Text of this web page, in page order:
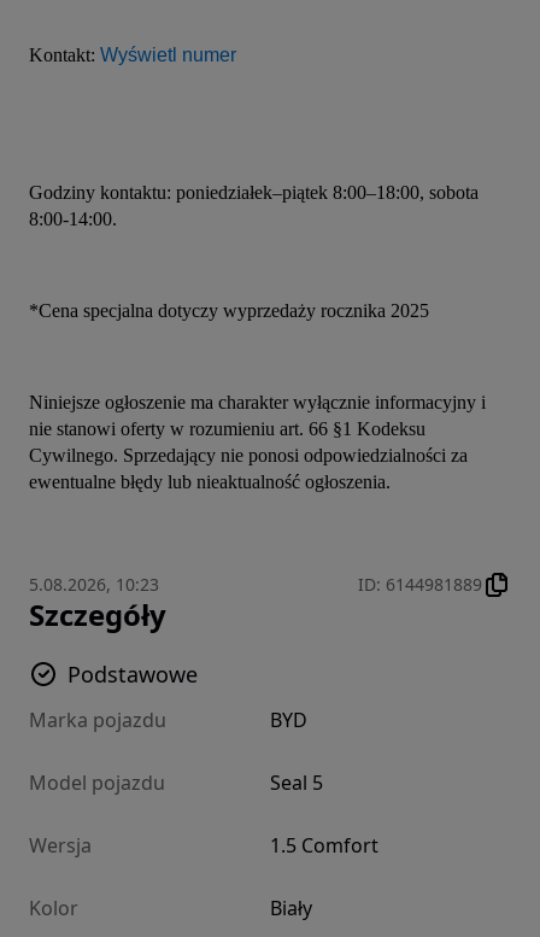
Kontakt: Wyświetl numer
Godziny kontaktu: poniedziałek–piątek 8:00–18:00, sobota
8:00-14:00.
*Cena specjalna dotyczy wyprzedaży rocznika 2025
Niniejsze ogłoszenie ma charakter wyłącznie informacyjny i
nie stanowi oferty w rozumieniu art. 66 §1 Kodeksu
Cywilnego. Sprzedający nie ponosi odpowiedzialności za
ewentualne błędy lub nieaktualność ogłoszenia.
5.08.2026, 10:23 ID: 6144981889
Szczegóły
Podstawowe
Marka pojazdu BYD
Model pojazdu Seal 5
Wersja 1.5 Comfort
Kolor Biały